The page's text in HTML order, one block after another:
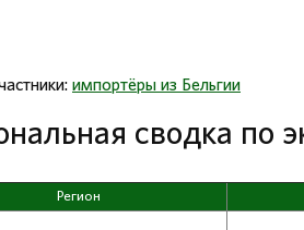
импортёры из Бельгии
сводка по
Регион